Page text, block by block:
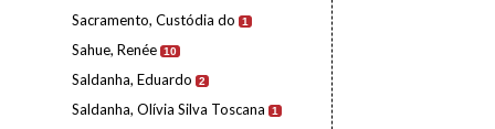
Sacramento, Custódia do 1
Sahue, Renée 10
Saldanha, Eduardo 2
Saldanha, Olívia Silva Toscana 1